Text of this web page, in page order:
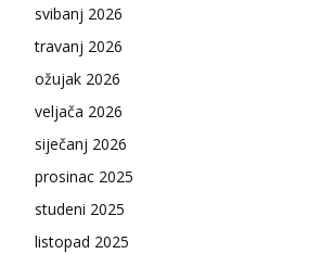
svibanj 2026
travanj 2026
ožujak 2026
veljača 2026
siječanj 2026
prosinac 2025
studeni 2025
listopad 2025